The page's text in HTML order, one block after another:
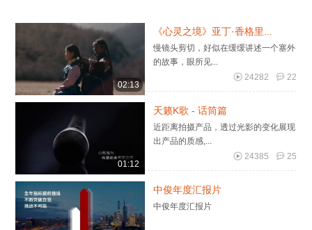
02:13
《心灵之境》亚丁·香格里...
慢镜头剪切，好似在缓缓讲述一个塞外
的故事，眼所见...
22
24282
01:12
天籁K歌 - 话筒篇
近距离拍摄产品，透过光影的变化展现
出产品的质感,...
25
24385
中俊年度汇报片
中俊年度汇报片